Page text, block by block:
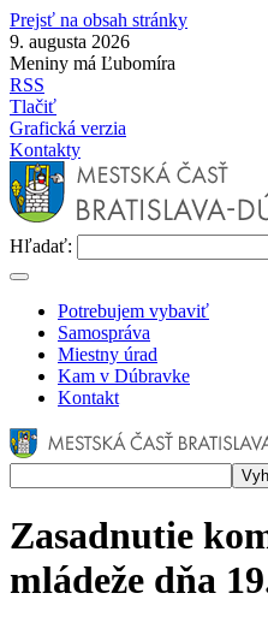
Prejsť na obsah stránky
9. augusta 2026
Meniny má Ľubomíra
RSS
Tlačiť
Grafická verzia
Kontakty
Hľadať:
Potrebujem vybaviť
Samospráva
Miestny úrad
Kam v Dúbravke
Kontakt
Zasadnutie
mládeže dňa